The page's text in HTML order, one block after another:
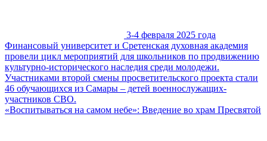
3-4 февраля 2025 года
Финансовый университет и Сретенская духовная академия
провели цикл мероприятий для школьников по продвижению
культурно-исторического наследия среди молодежи.
Участниками второй смены просветительского проекта стали
46 обучающихся из Самары – детей военнослужащих-
участников СВО.
«Воспитываться на самом небе»: Введение во храм Пресвятой